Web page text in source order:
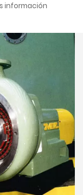
información